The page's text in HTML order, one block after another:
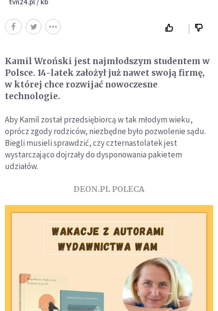
tvn24.pl / kb
Kamil Wroński jest najmłodszym studentem w
Polsce. 14-latek założył już nawet swoją firmę,
w której chce rozwijać nowoczesne
technologie.
Aby Kamil został przedsiębiorcą w tak młodym wieku,
oprócz zgody rodziców, niezbędne było pozwolenie sądu.
Biegli musieli sprawdzić, czy czternastolatek jest
wystarczająco dojrzały do dysponowania pakietem
udziałów.
DEON.PL POLECA